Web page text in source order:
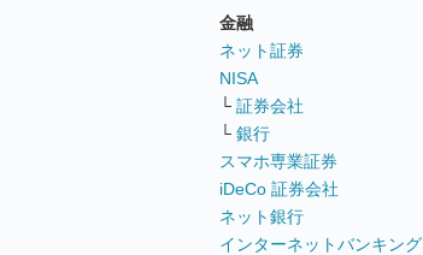
金融
ネット証券
NISA
└ 証券会社
└ 銀行
スマホ専業証券
iDeCo 証券会社
ネット銀行
インターネットバンキング